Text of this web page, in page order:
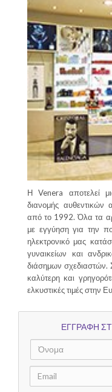
Η Venera αποτελεί
διανομής
από το 1992. Όλα τα
με εγγύηση για την
ηλεκτρονικό μας
γυναικείων και
διάσημων σχεδιαστών.
καλύτερη και
ελκυστικές τιμές στην
ΕΓΓΡΑΦΗ